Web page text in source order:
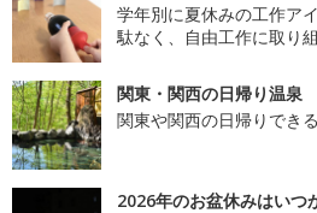
学年別に夏休みの工作ア
駄なく、自由工作に取り
関東・関西の日帰り温泉
関東や関西の日帰りでき
2026年のお盆休みはいつ